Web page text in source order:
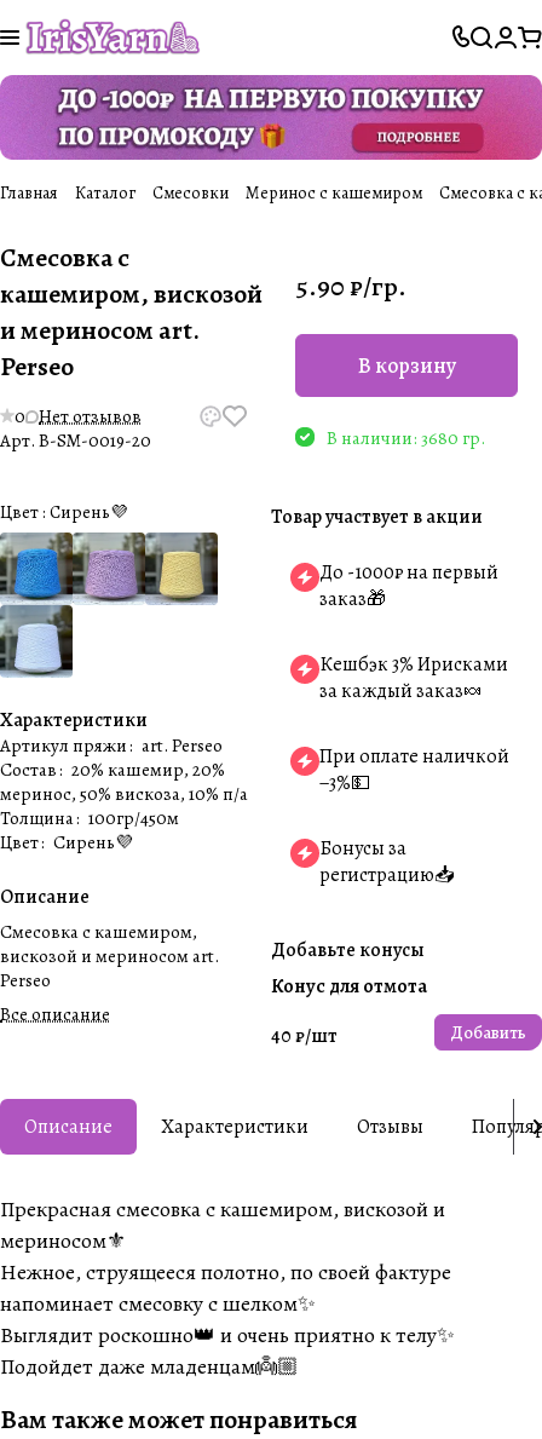
Главная Каталог Смесовки Меринос с кашемиром Cмесовка с
Cмесовка с
кашемиром, вискозой
и мериносом art.
Perseo
0 Нет отзывов
Арт. B-SM-0019-20
Цвет : Сирень💜
Характеристики
Артикул пряжи: art. Perseo
Состав: 20% кашемир, 20%
меринос, 50% вискоза, 10% п/а
Толщина: 100гр/450м
Цвет: Сирень💜
Описание
Cмесовка с кашемиром,
вискозой и мериносом art.
Perseo
Все описание
5.90 ₽/гр.
В корзину
В наличии: 3680 гр.
Товар участвует в акции
До -1000₽ на первый
заказ🎁
Кешбэк 3% Ирисками
за каждый заказ🍬
При оплате наличкой
−3%💵
Бонусы за
регистрацию📥
Добавьте конусы
Конус для отмота
40 ₽/шт Добавить
Описание Характеристики Отзывы
Прекрасная смесовка с кашемиром, вискозой и
мериносом⚜️
Нежное, струящееся полотно, по своей фактуре
напоминает смесовку с шелком✨
Выглядит роскошно👑 и очень приятно к телу✨
Подойдет даже младенцам👼🏼
Вам также может понравиться